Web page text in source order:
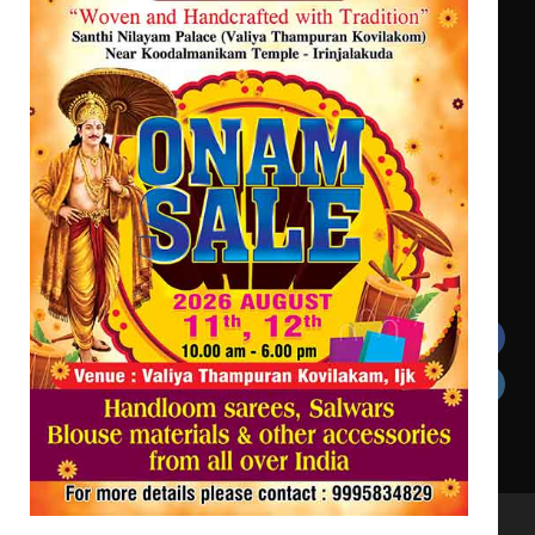
ട്യുണീഷ്യൻ ചിത്രം ” ദി വോയിസ്
ഓഫ് ഹിന്ദ് റജബ് ” ഇരിങ്ങാലക്കുട
ഫിലിം സൊസൈറ്റി ആഗസ്റ്റ് 7
വെള്ളിയാഴ്ച സ്‌ക്രീൻ ചെയ്യുന്നു
Get In Touch
Twitter Facebook
LinkedIn Instagram
YouTube
All Rights Reserved to irinjalakudalive.com Powered